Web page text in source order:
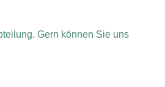
Gern können Sie uns